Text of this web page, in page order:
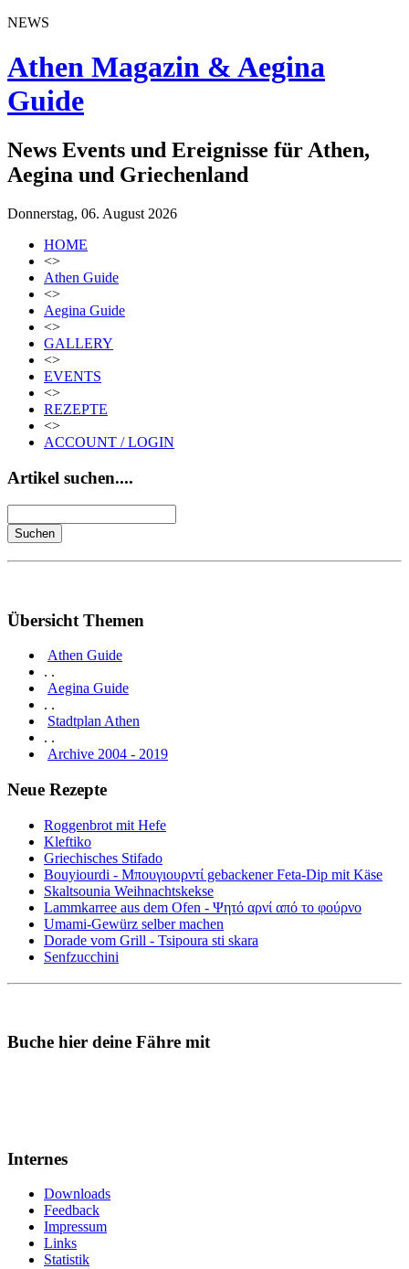
NEWS
Athen Magazin & Aegina
Guide
News Events und Ereignisse für Athen,
Aegina und Griechenland
Donnerstag, 06. August 2026
HOME
<>
Athen Guide
<>
Aegina Guide
<>
GALLERY
<>
EVENTS
<>
REZEPTE
<>
ACCOUNT / LOGIN
Artikel suchen....
Übersicht Themen
Athen Guide
. .
Aegina Guide
. .
Stadtplan Athen
. .
Archive 2004 - 2019
Neue Rezepte
Roggenbrot mit Hefe
Kleftiko
Griechisches Stifado
Bouyiourdi - Μπουγιουρντί gebackener Feta-Dip mit Käse
Skaltsounia Weihnachtskekse
Lammkarree aus dem Ofen - Ψητό αρνί από το φούρνο
Umami-Gewürz selber machen
Dorade vom Grill - Tsipoura sti skara
Senfzucchini
Buche hier deine Fähre mit
Internes
Downloads
Feedback
Impressum
Links
Statistik